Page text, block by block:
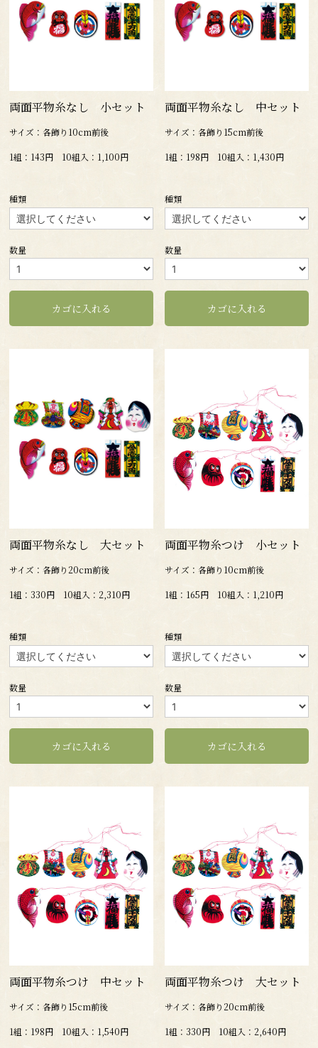
両面平物糸なし 小セット
サイズ：各飾り10cm前後
1組：143円 10組入：1,100円
種類
数量
両面平物糸なし 中セット
サイズ：各飾り15cm前後
1組：198円 10組入：1,430円
種類
数量
両面平物糸なし 大セット
サイズ：各飾り20cm前後
1組：330円 10組入：2,310円
種類
数量
両面平物糸つけ 小セット
サイズ：各飾り10cm前後
1組：165円 10組入：1,210円
種類
数量
両面平物糸つけ 中セット
サイズ：各飾り15cm前後
1組：198円 10組入：1,540円
両面平物糸つけ 大セット
サイズ：各飾り20cm前後
1組：330円 10組入：2,640円